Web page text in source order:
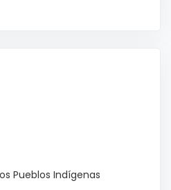
Pueblos Indígenas